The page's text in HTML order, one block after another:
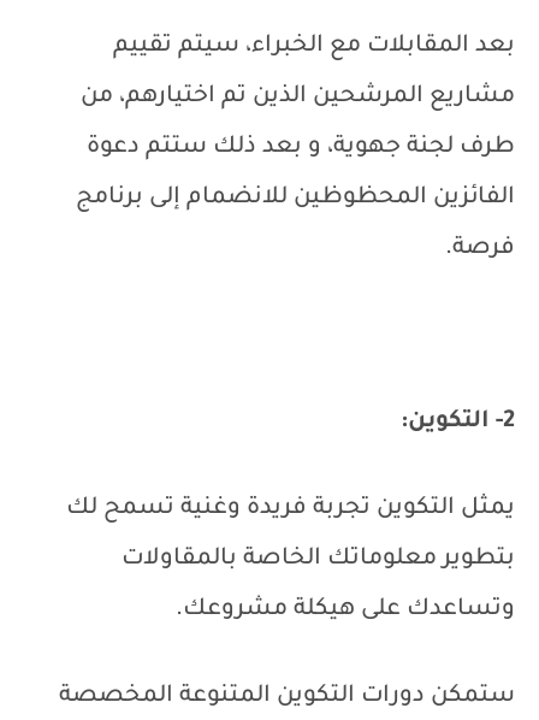
بعد المقابلات مع الخبراء، سيتم تقييم
مشاريع المرشحين الذين تم اختيارهم، من
طرف لجنة جهوية، و بعد ذلك ستتم دعوة
الفائزين المحظوظين للانضمام إلى برنامج
فرصة.
2- التكوين:
يمثل التكوين تجربة فريدة وغنية تسمح لك
بتطوير معلوماتك الخاصة بالمقاولات
وتساعدك على هيكلة مشروعك.
ستمكن دورات التكوين المتنوعة المخصصة